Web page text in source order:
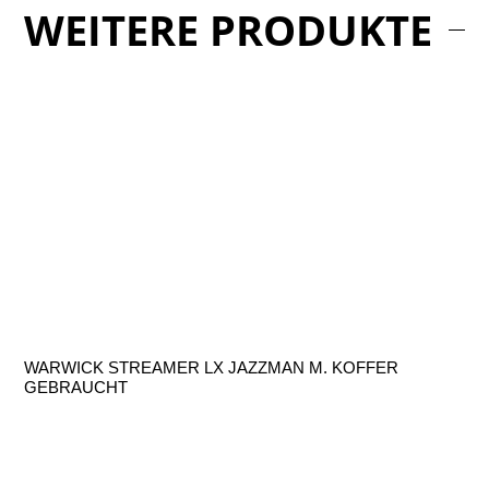
WEITERE PRODUKTE
WARWICK STREAMER LX JAZZMAN M. KOFFER
GEBRAUCHT